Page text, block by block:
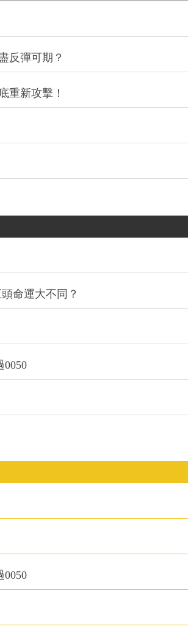
反彈可期？
重新攻擊！
命運大不同？
0050
0050